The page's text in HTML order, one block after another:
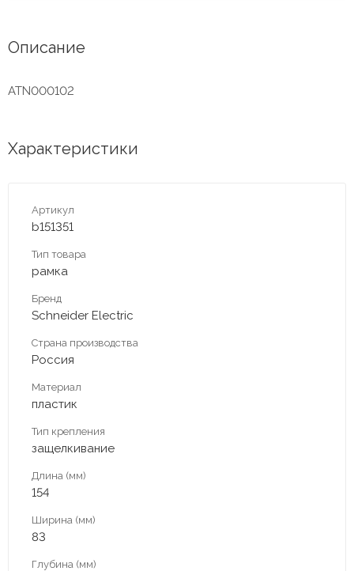
Описание
ATN000102
Характеристики
Артикул
b151351
Тип товара
рамка
Бренд
Schneider Electric
Страна производства
Россия
Материал
пластик
Тип крепления
защелкивание
Длина (мм)
154
Ширина (мм)
83
Глубина (мм)